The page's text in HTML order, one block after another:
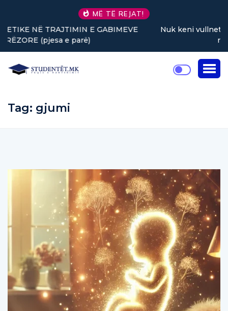
MË TË REJAT!
Nuk keni vullnet për të punuar? Tre truke të vogla
rikthejnë energjinë
Tag: gjumi